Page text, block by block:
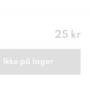
Pris:
25 kr
Ikke på lager